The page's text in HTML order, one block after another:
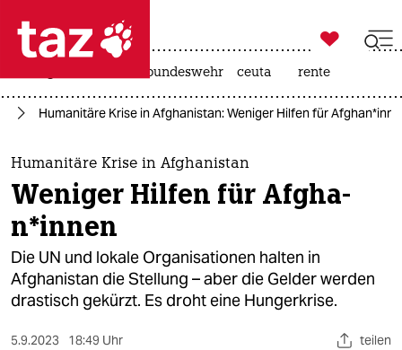
 taz zahl ich
taz zahl ich
themen
politik
öko
gesellschaft

taz zahl ich
bundeswehr ceuta rente
Humanitäre Krise in Afghanistan: Weniger Hilfen für
Humanitäre Krise in Afghanistan
Weniger Hilfen für Af­gha­
n*in­nen
Die UN und lokale Organisationen halten in
Afghanistan die Stellung – aber die Gelder werden
drastisch gekürzt. Es droht eine Hungerkrise.
5.9.2023 18:49 Uhr teilen